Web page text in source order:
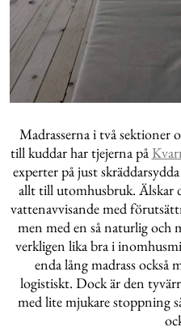
Madrasserna i två sektioner
till kuddar har tjejerna på
experter på just
allt till utomhusbruk. Älskar
vattenavvisande med
men med en så naturlig och
verkligen lika bra i
enda lång madrass
logistiskt. Dock är den
med lite mjukare stoppning